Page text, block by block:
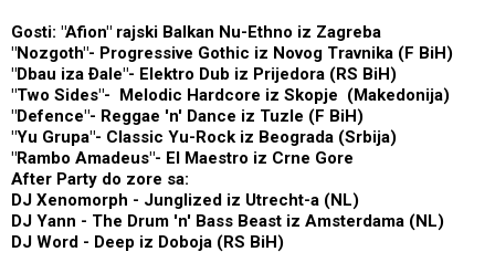
Gosti: "Afion" rajski Balkan Nu-Ethno iz Zagreba
"Nozgoth"- Progressive Gothic iz Novog Travnika (F BiH)
"Dbau iza Ðale"- Elektro Dub iz Prijedora (RS BiH)
"Two Sides"- Melodic Hardcore iz Skopje (Makedonija)
"Defence"- Reggae 'n' Dance iz Tuzle (F BiH)
"Yu Grupa"- Classic Yu-Rock iz Beograda (Srbija)
"Rambo Amadeus"- El Maestro iz Crne Gore
After Party do zore sa:
DJ Xenomorph - Junglized iz Utrecht-a (NL)
DJ Yann - The Drum 'n' Bass Beast iz Amsterdama (NL)
DJ Word - Deep iz Doboja (RS BiH)